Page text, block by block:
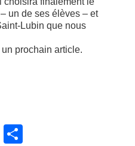
un de ses élèves – et
Lubin que nous
prochain article.
E